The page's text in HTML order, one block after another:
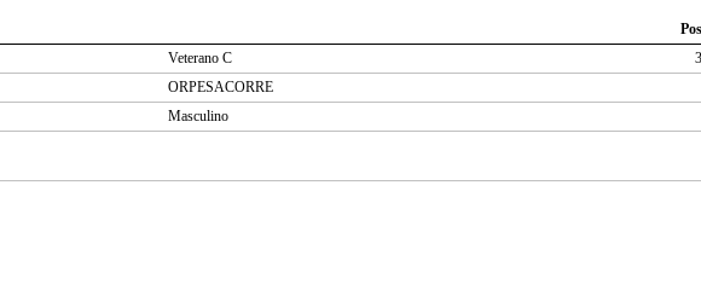
Veterano C
ORPESACORRE
Masculino